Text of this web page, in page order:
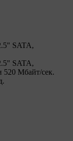
SATA,
SATA,
520 Мбайт/сек.